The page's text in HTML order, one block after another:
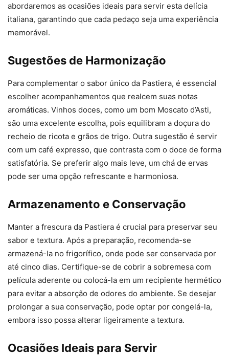
abordaremos as ocasiões ideais para servir esta delícia
italiana, garantindo que cada pedaço seja uma experiência
memorável.
Sugestões de Harmonização
Para complementar o sabor único da Pastiera, é essencial
escolher acompanhamentos que realcem suas notas
aromáticas. Vinhos doces, como um bom Moscato d’Asti,
são uma excelente escolha, pois equilibram a doçura do
recheio de ricota e grãos de trigo. Outra sugestão é servir
com um café expresso, que contrasta com o doce de forma
satisfatória. Se preferir algo mais leve, um chá de ervas
pode ser uma opção refrescante e harmoniosa.
Armazenamento e Conservação
Manter a frescura da Pastiera é crucial para preservar seu
sabor e textura. Após a preparação, recomenda-se
armazená-la no frigorífico, onde pode ser conservada por
até cinco dias. Certifique-se de cobrir a sobremesa com
película aderente ou colocá-la em um recipiente hermético
para evitar a absorção de odores do ambiente. Se desejar
prolongar a sua conservação, pode optar por congelá-la,
embora isso possa alterar ligeiramente a textura.
Ocasiões Ideais para Servir